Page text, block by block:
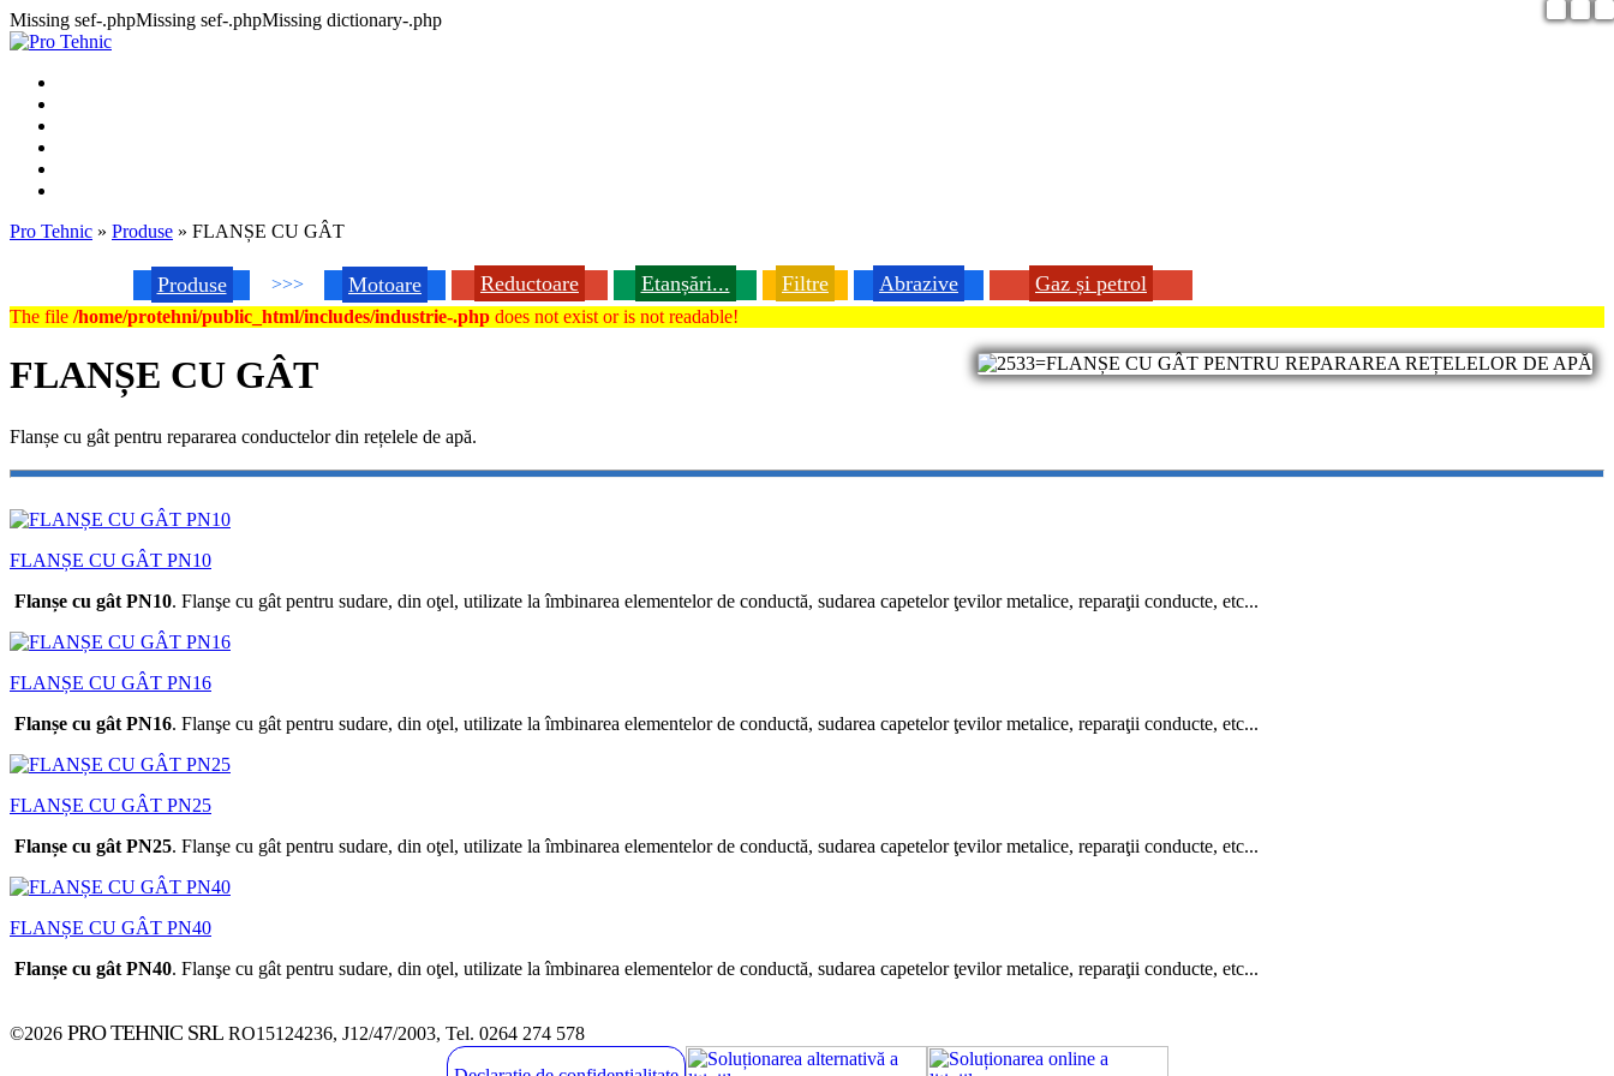
Missing sef-.phpMissing sef-.phpMissing dictionary-.php
Pro Tehnic » Produse » FLANȘE CU GÂT
Produse >>> Motoare Reductoare Etanșări... Filtre Abrazive Gaz și petrol
The file /home/protehni/public_html/includes/industrie-.php does not exist or is not readable!
FLANȘE CU GÂT
Flanșe cu gât pentru repararea conductelor din rețelele de apă.
FLANȘE CU GÂT PN10
Flanșe cu gât PN10. Flanşe cu gât pentru sudare, din oţel, utilizate la îmbinarea elementelor de conductă, sudarea capetelor ţevilor metalice, reparaţii conducte, etc...
FLANȘE CU GÂT PN16
Flanșe cu gât PN16. Flanşe cu gât pentru sudare, din oţel, utilizate la îmbinarea elementelor de conductă, sudarea capetelor ţevilor metalice, reparaţii conducte, etc...
FLANȘE CU GÂT PN25
Flanșe cu gât PN25. Flanşe cu gât pentru sudare, din oţel, utilizate la îmbinarea elementelor de conductă, sudarea capetelor ţevilor metalice, reparaţii conducte, etc...
FLANȘE CU GÂT PN40
Flanșe cu gât PN40. Flanşe cu gât pentru sudare, din oţel, utilizate la îmbinarea elementelor de conductă, sudarea capetelor ţevilor metalice, reparaţii conducte, etc...
©2026 PRO TEHNIC SRL RO15124236, J12/47/2003, Tel. 0264 274 578